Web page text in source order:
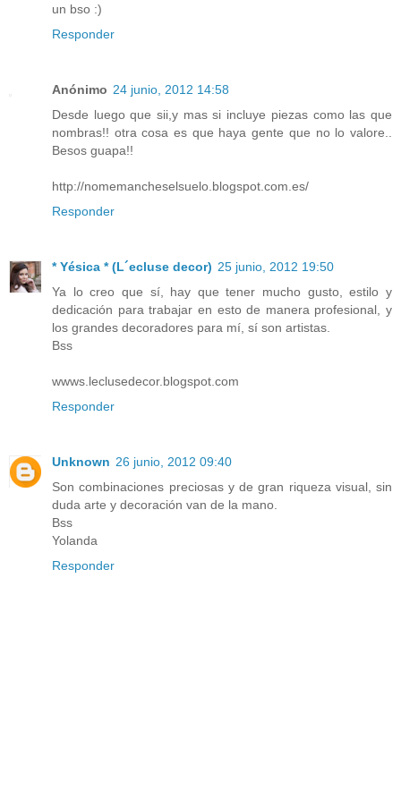
un bso :)
Responder
Anónimo 24 junio, 2012 14:58
Desde luego que sii,y mas si incluye piezas como las que
nombras!! otra cosa es que haya gente que no lo valore..
Besos guapa!!
http://nomemancheselsuelo.blogspot.com.es/
Responder
* Yésica * (L´ecluse decor) 25 junio, 2012 19:50
Ya lo creo que sí, hay que tener mucho gusto, estilo y
dedicación para trabajar en esto de manera profesional, y
los grandes decoradores para mí, sí son artistas.
Bss
wwws.leclusedecor.blogspot.com
Responder
Unknown 26 junio, 2012 09:40
Son combinaciones preciosas y de gran riqueza visual, sin
duda arte y decoración van de la mano.
Bss
Yolanda
Responder